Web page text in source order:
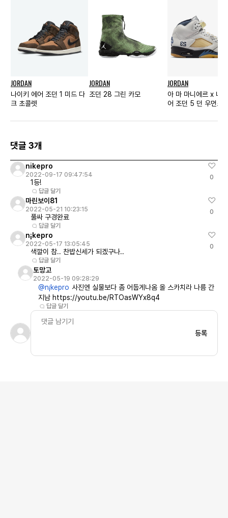
JORDAN
나이키 에어 조던 1 미드 다
크 초콜렛
JORDAN
조던 28 그린 카모
JORDAN
아 마 마니에르 x 나
어 조던 5 던 우먼스
댓글 3개
nikepro
2022-09-17 09:47:54
1등!
답글 달기
0
마린보이81
2022-05-21 10:23:15
풀싸 구경완료
답글 달기
0
n¡kepro
2022-05-17 13:05:45
색깔이 참.. 찬밥신세가 되겠구나..
답글 달기
0
토망고
2022-05-19 09:28:29
@n¡kepro 사진엔 실물보다 좀 어둡게나옴 올 스카치라 나름 간
지남 https://youtu.be/RTOasWYx8q4
답글 달기
등록